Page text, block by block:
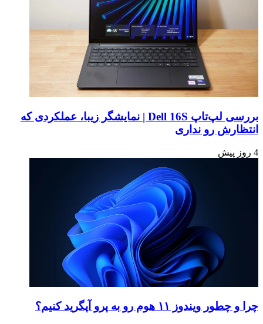
بررسی لپ‌تاپ Dell 16S | نمایشگر زیبا، عملکردی که
انتظارش رو نداری
4 روز پیش
چرا و چطور ویندوز ۱۱ هوم رو به پرو آپگرید کنیم؟